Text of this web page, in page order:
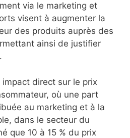
via le marketing et
visent à augmenter la
des produits auprès des
ainsi de justifier
direct sur le prix
où une part
au marketing et à la
dans le secteur du
que 10 à 15 % du prix